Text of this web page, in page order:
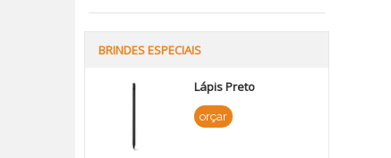
BRINDES ESPECIAIS
Lápis Preto
orçar